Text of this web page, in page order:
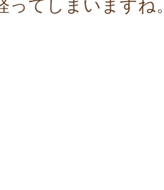
ってしまいますね